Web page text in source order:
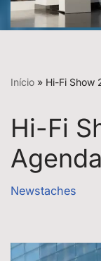
Início » Hi-Fi Show
Hi-Fi
Newstaches